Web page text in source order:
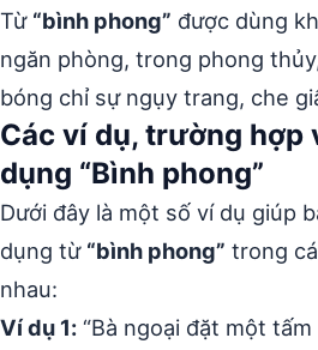
Từ “bình phong” được dùng
ngăn phòng, trong phong
bóng chỉ sự ngụy trang, che
Các ví dụ, trường hợp
dụng “Bình phong”
Dưới đây là một số ví dụ giúp
dụng từ “bình phong” trong
nhau:
Ví dụ 1: “Bà ngoại đặt một